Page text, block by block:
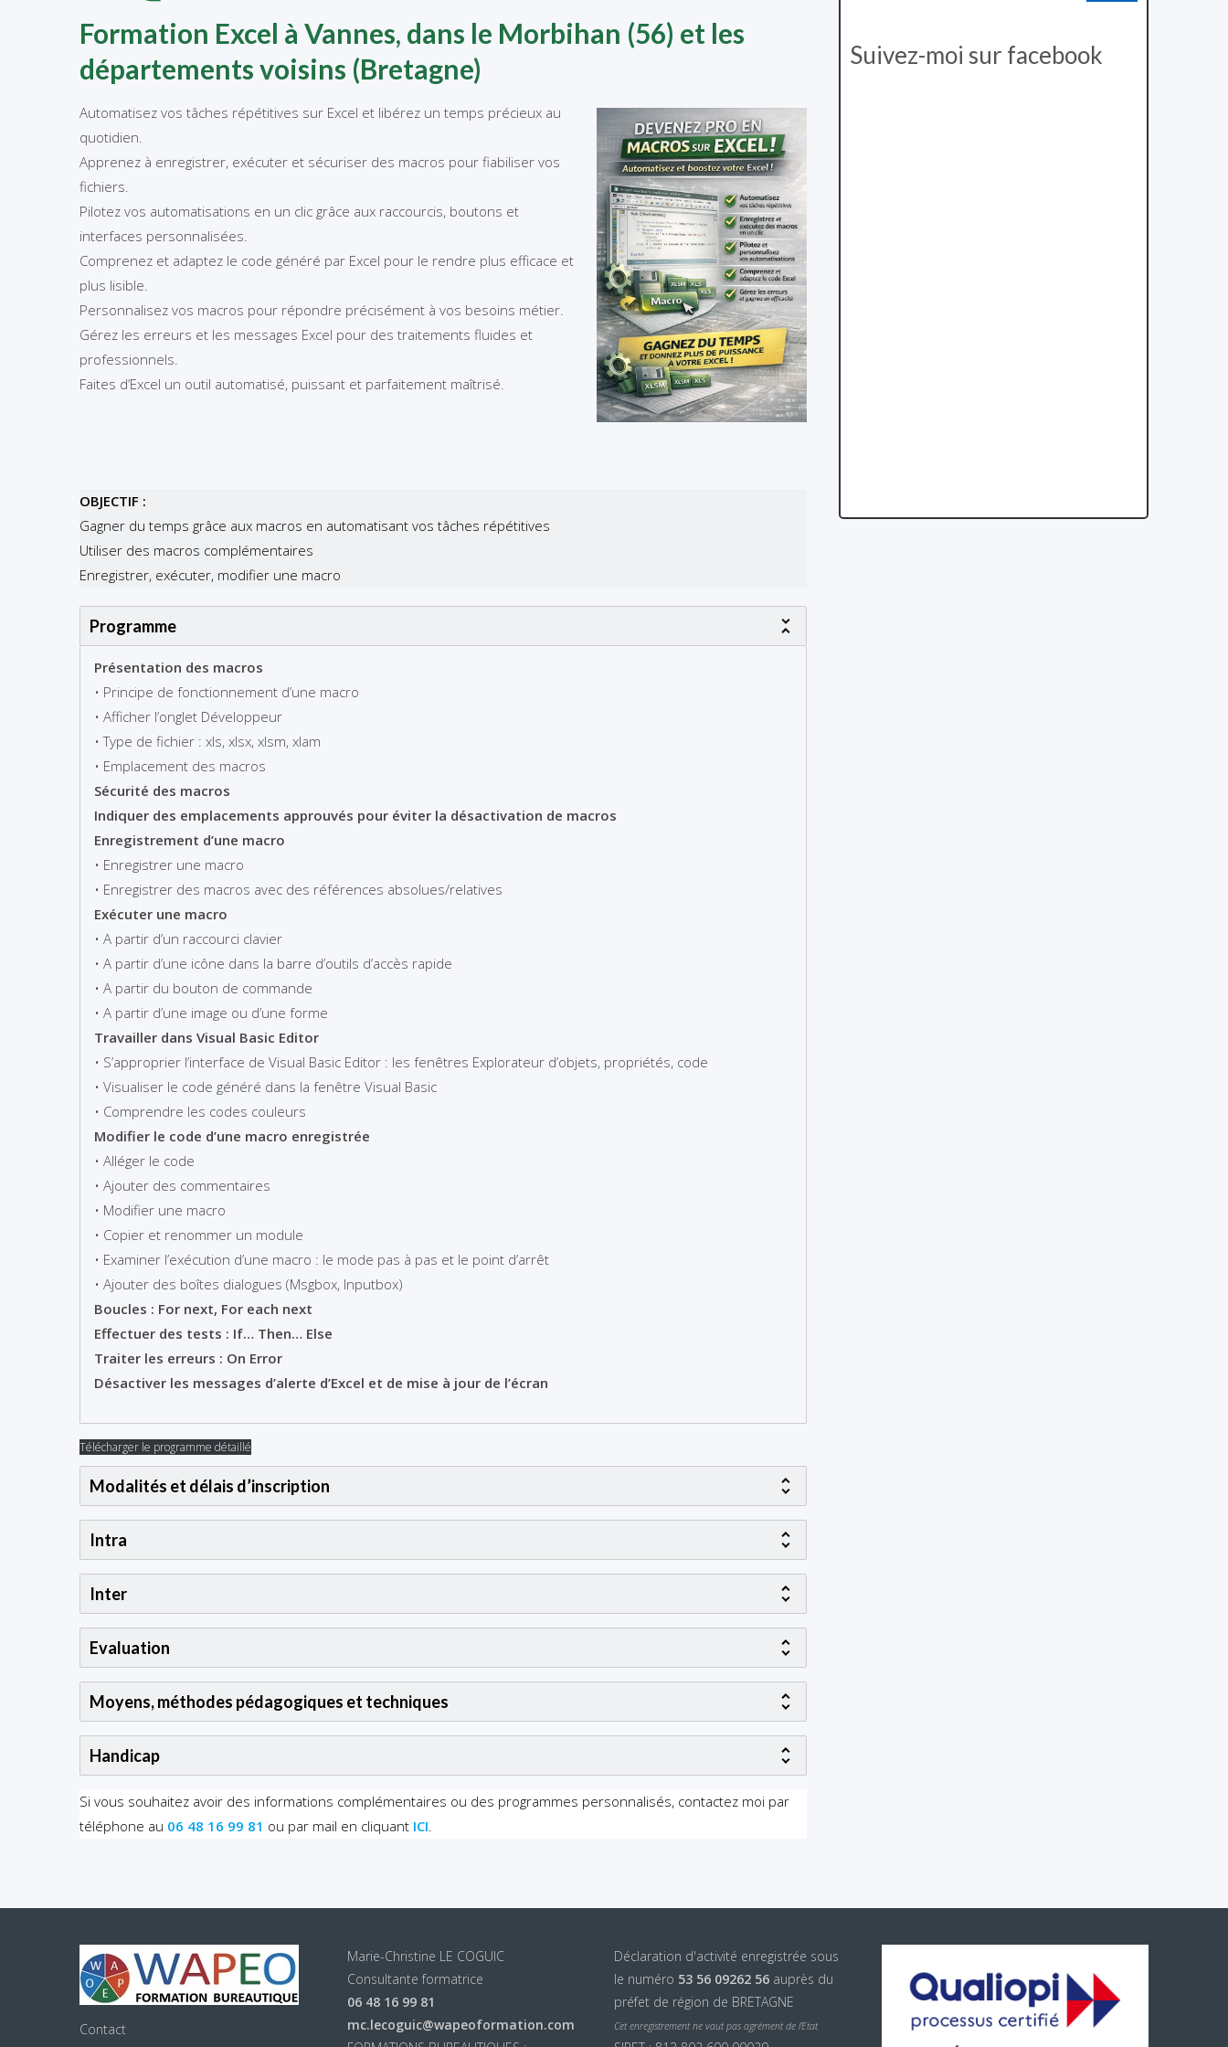
Formation Excel à Vannes, dans le Morbihan (56) et les
départements voisins (Bretagne)
Automatisez vos tâches répétitives sur Excel et libérez un temps précieux au
quotidien.
Apprenez à enregistrer, exécuter et sécuriser des macros pour fiabiliser vos
fichiers.
Pilotez vos automatisations en un clic grâce aux raccourcis, boutons et
interfaces personnalisées.
Comprenez et adaptez le code généré par Excel pour le rendre plus efficace et
plus lisible.
Personnalisez vos macros pour répondre précisément à vos besoins métier.
Gérez les erreurs et les messages Excel pour des traitements fluides et
professionnels.
Faites d’Excel un outil automatisé, puissant et parfaitement maîtrisé.
OBJECTIF :
Gagner du temps grâce aux macros en automatisant vos tâches répétitives
Utiliser des macros complémentaires
Enregistrer, exécuter, modifier une macro
Programme
Présentation des macros
• Principe de fonctionnement d’une macro
• Afficher l’onglet Développeur
• Type de fichier : xls, xlsx, xlsm, xlam
• Emplacement des macros
Sécurité des macros
Indiquer des emplacements approuvés pour éviter la désactivation de macros
Enregistrement d’une macro
• Enregistrer une macro
• Enregistrer des macros avec des références absolues/relatives
Exécuter une macro
• A partir d’un raccourci clavier
• A partir d’une icône dans la barre d’outils d’accès rapide
• A partir du bouton de commande
• A partir d’une image ou d’une forme
Travailler dans Visual Basic Editor
• S’approprier l’interface de Visual Basic Editor : les fenêtres Explorateur d’objets, propriétés, code
• Visualiser le code généré dans la fenêtre Visual Basic
• Comprendre les codes couleurs
Modifier le code d’une macro enregistrée
• Alléger le code
• Ajouter des commentaires
• Modifier une macro
• Copier et renommer un module
• Examiner l’exécution d’une macro : le mode pas à pas et le point d’arrêt
• Ajouter des boîtes dialogues (Msgbox, Inputbox)
Boucles : For next, For each next
Effectuer des tests : If… Then… Else
Traiter les erreurs : On Error
Désactiver les messages d’alerte d’Excel et de mise à jour de l’écran
Télécharger le programme détaillé
Modalités et délais d’inscription
Intra
Inter
Evaluation
Moyens, méthodes pédagogiques et techniques
Handicap
Si vous souhaitez avoir des informations complémentaires ou des programmes personnalisés, contactez moi par
téléphone au 06 48 16 99 81 ou par mail en cliquant ICI.
Suivez-moi sur facebook
Contact
Marie-Christine LE COGUIC
Consultante formatrice
06 48 16 99 81
mc.lecoguic@wapeoformation.com
Déclaration d'activité enregistrée sous
le numéro 53 56 09262 56 auprès du
préfet de région de BRETAGNE
Cet enregistrement ne vaut pas agrément de l’Etat